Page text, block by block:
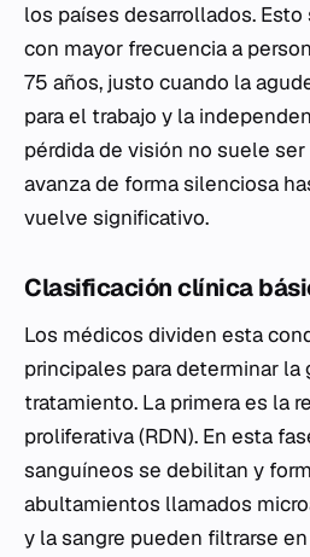
los países desarrollados.
con mayor frecuencia a
75 años, justo cuando la
para el trabajo y la
pérdida de visión no suele
avanza de forma silenciosa
vuelve significativo.
Clasificación clínica
Los médicos dividen esta
principales para determinar la
tratamiento. La primera es la
proliferativa (RDN). En esta
sanguíneos se debilitan y
abultamientos llamados
y la sangre pueden filtrarse